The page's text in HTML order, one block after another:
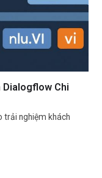
Dialogflow Chi
trải nghiệm khách